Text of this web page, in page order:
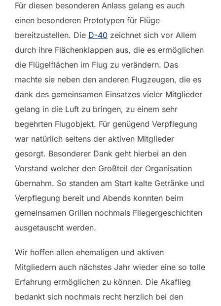
Für diesen besonderen Anlass gelang es auch
einen besonderen Prototypen für Flüge
bereitzustellen. Die D-40 zeichnet sich vor Allem
durch ihre Flächenklappen aus, die es ermöglichen
die Flügelflächen im Flug zu verändern. Das
machte sie neben den anderen Flugzeugen, die es
dank des gemeinsamen Einsatzes vieler Mitglieder
gelang in die Luft zu bringen, zu einem sehr
begehrten Flugobjekt. Für genügend Verpflegung
war natürlich seitens der aktiven Mitglieder
gesorgt. Besonderer Dank geht hierbei an den
Vorstand welcher den Großteil der Organisation
übernahm. So standen am Start kalte Getränke und
Verpflegung bereit und Abends konnten beim
gemeinsamen Grillen nochmals Fliegergeschichten
ausgetauscht werden.
Wir hoffen allen ehemaligen und aktiven
Mitgliedern auch nächstes Jahr wieder eine so tolle
Erfahrung ermöglichen zu können. Die Akaflieg
bedankt sich nochmals recht herzlich bei den